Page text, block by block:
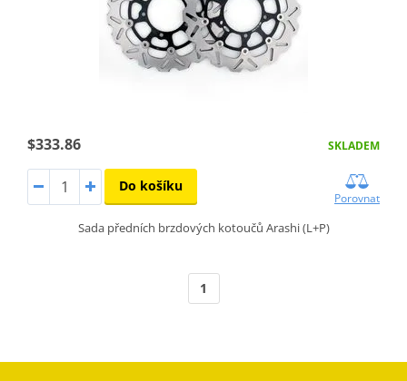
$333.86 SKLADEM
Do košíku
Porovnat
Sada předních brzdových kotoučů Arashi (L+P)
1